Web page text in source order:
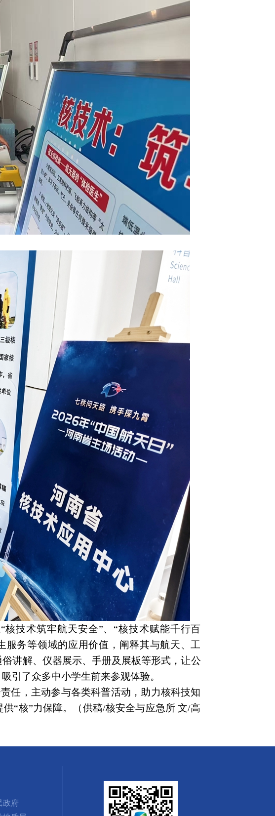
技术筑牢航天安全”、“核技术赋能千行百
服务等领域的应用价值，阐释其与航天、工
讲解、仪器展示、手册及展板等形式，让公
引了众多中小学生前来参观体验。
任，主动参与各类科普活动，助力核科技知
“核”力保障。（供稿/核安全与应急所 文/高
政府